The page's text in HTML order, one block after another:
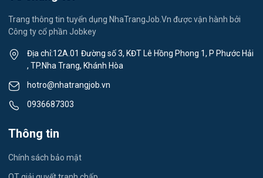
Lái xe
Việc làm Xã Cam Hiệp
Việc làm Xã Cam An
Việc làm Xã Bắc Khánh Vĩnh
Việc làm Xã Trung Khánh Vĩnh
Việc làm Xã Tây Khánh Vĩnh
Trang thông tin tuyển dụng NhaTrangJob.Vn được vận hành bởi
Công ty cổ phần Jobkey
Địa chỉ:12A.01 Đường số 3, KĐT Lê Hồng Phong 1, P Phước Hải
, TP.Nha Trang, Khánh Hòa
hotro@nhatrangjob.vn
0936687303
Thông tin
Chính sách bảo mật